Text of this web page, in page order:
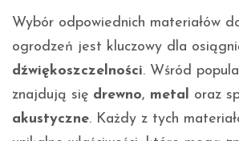
Wybór odpowiednich materiałów
ogrodzeń jest kluczowy dla
dźwiękoszczelności. Wśród
znajdują się drewno, metal oraz
akustyczne. Każdy z tych